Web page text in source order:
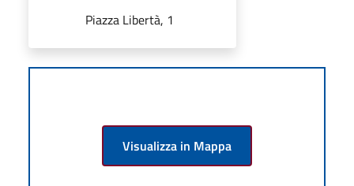
Piazza Libertà, 1
Visualizza in Mappa